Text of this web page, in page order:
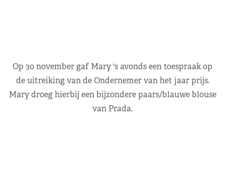
Op 30 november gaf Mary 's avonds een toespraak op
de uitreiking van de Ondernemer van het jaar prijs.
Mary droeg hierbij een bijzondere paars/blauwe blouse
van Prada.